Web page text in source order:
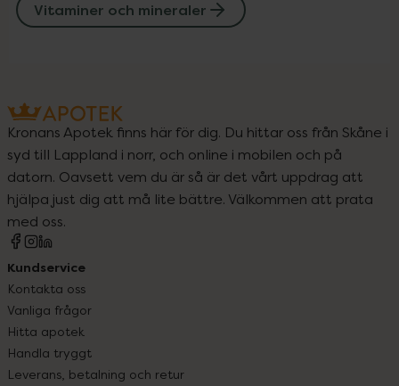
Vitaminer och mineraler
Kronans Apotek finns här för dig. Du hittar oss från Skåne i
syd till Lappland i norr, och online i mobilen och på
datorn. Oavsett vem du är så är det vårt uppdrag att
hjälpa just dig att må lite bättre. Välkommen att prata
med oss.
Kundservice
Kontakta oss
Vanliga frågor
Hitta apotek
Handla tryggt
Leverans, betalning och retur